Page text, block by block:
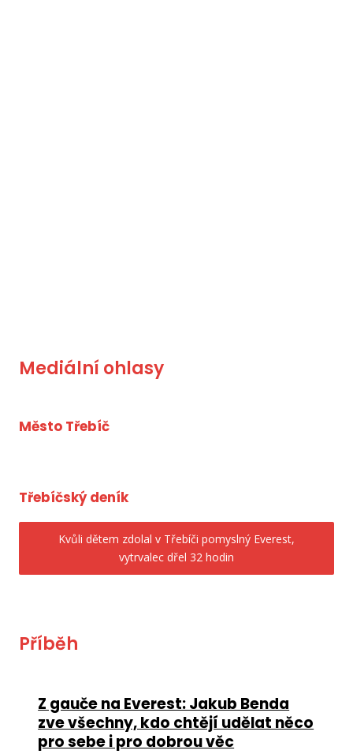
Mediální ohlasy
Město Třebíč
Třebíčský deník
Kvůli dětem zdolal v Třebíči pomyslný Everest,
vytrvalec dřel 32 hodin
Příběh
Z gauče na Everest: Jakub Benda
zve všechny, kdo chtějí udělat něco
pro sebe i pro dobrou věc